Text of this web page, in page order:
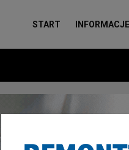
START INFORMACJE